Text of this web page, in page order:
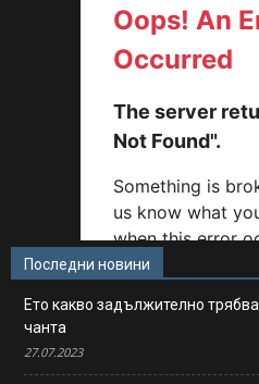
Последни новини
Ето какво задължително
чанта
27.07.2023